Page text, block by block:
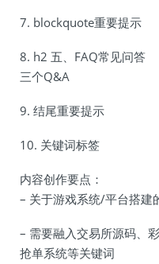
7. blockquote重要提示
8. h2 五、FAQ常见问答
三个Q&A
9. 结尾重要提示
10. 关键词标签
内容创作要点：
– 关于游戏系统/平台搭建
– 需要融入交易所源码、
抢单系统等关键词